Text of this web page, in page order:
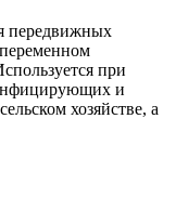
передвижных
при
и
хозяйстве, а